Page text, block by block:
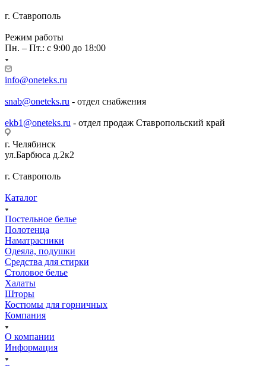
г. Ставрополь
Режим работы
Пн. – Пт.: с 9:00 до 18:00
info@oneteks.ru
snab@oneteks.ru - отдел снабжения
ekb1@oneteks.ru - отдел продаж Ставропольский край
г. Челябинск
ул.Барбюса д.2к2
г. Ставрополь
Каталог
Постельное белье
Полотенца
Наматрасники
Одеяла, подушки
Средства для стирки
Столовое белье
Халаты
Шторы
Костюмы для горничных
Компания
О компании
Информация